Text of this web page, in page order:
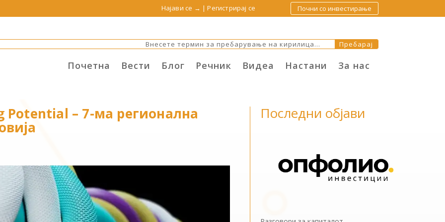
Најави се → |Регистрирај се Почни со инвестирање
Почетна Вести Блог Речник Видеа Настани За нас
Potential – 7-ма регионална Последни објави